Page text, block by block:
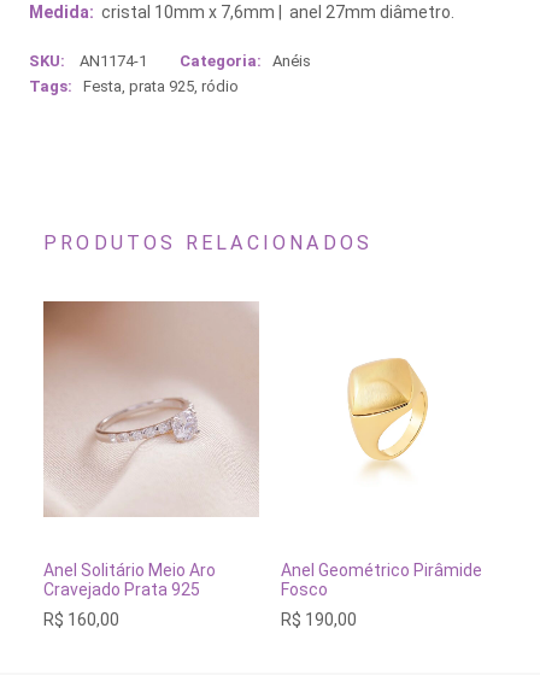
Medida: cristal 10mm x 7,6mm | anel 27mm diâmetro.
SKU: AN1174-1 Categoria:
Anéis
Tags:
Festa, prata 925, ródio
PRODUTOS RELACIONADOS
VER OPÇÕES
tem
várias
variantes.
As
Anel Solitário Meio Aro
Cravejado Prata 925
R$ 160,00
VER OPÇÕES
tem
várias
As
Anel Geométrico Pirâmide
Fosco
R$ 190,00